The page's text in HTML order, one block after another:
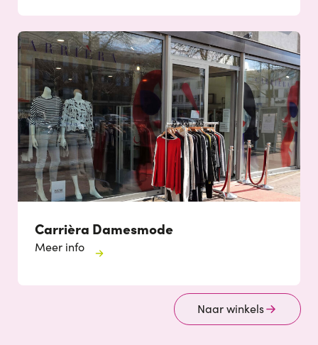
Carrièra Damesmode
Meer info
Naar winkels